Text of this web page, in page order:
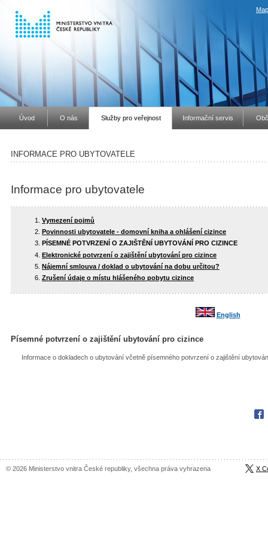
Úvod O nás Služby pro veřejnost Informační servis
INFORMACE PRO UBYTOVATELE
Informace pro ubytovatele
Vymezení pojmů
Povinnosti ubytovatele - domovní kniha a ohlášení cizince
PÍSEMNÉ POTVRZENÍ O ZAJIŠTĚNÍ UBYTOVÁNÍ PRO CIZINCE
Elektronické potvrzení o zajištění ubytování pro cizince
Nájemní smlouva / doklad o ubytování na dobu určitou?
Zrušení údaje o místu hlášeného pobytu cizince
English
Písemné potvrzení o zajištění ubytování pro cizince
Informace o dokladech o ubytování včetně písemného potvrzení o zajištění
© 2026 Ministerstvo vnitra České republiky, všechna práva vyhrazena X